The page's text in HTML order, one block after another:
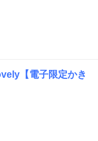
【電子限定かき